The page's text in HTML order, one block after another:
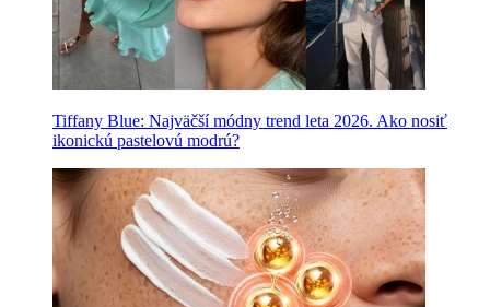
Tiffany Blue: Najväčší módny trend leta 2026. Ako nosiť
ikonickú pastelovú modrú?